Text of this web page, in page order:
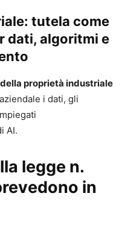
revisione assistita e
finali migliori
livelli di ricerca,
modo professionale
concrete su
policy interne e
e policy) +
essenziali
nei 24 mesi
tutela come
dati, algoritmi e
proprietà industriale
i dati, gli
AI.
legge n.
in